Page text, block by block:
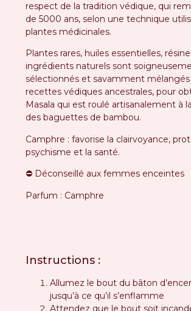
respect de la tradition védique, qui
de 5000 ans, selon une technique
plantes médicinales.
Plantes rares, huiles essentielles,
ingrédients naturels sont
sélectionnés et savamment mélangés
recettes védiques ancestrales, pour
Masala qui est roulé artisanalement à
des baguettes de bambou.
Camphre : favorise la clairvoyance,
psychisme et la santé.
⛔️ Déconseillé aux femmes enceintes
Parfum : Camphre
Instructions :
Allumez le bout du bâton
jusqu’à ce qu’il s’enflamme
Attendez que le bout soit